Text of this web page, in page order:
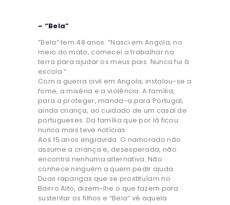
– “Bela”
“Bela” tem 48 anos. “Nasci em Angola, no
meio do mato, comecei a trabalhar na
terra para ajudar os meus pais. Nunca fui á
escola.”
Com a guerra civil em Angola, instalou-se a
fome, a miséria e a violência. A família,
para a proteger, manda-a para Portugal,
ainda criança, ao cuidado de um casal de
portugueses. Da família que por lá ficou
nunca mais teve notícias.
Aos 15 anos engravida. O namorado não
assume a criança e, desesperada, não
encontra nenhuma alternativa. Não
conhece ninguém a quem pedir ajuda.
Duas raparigas que se prostituíam no
Bairro Alto, dizem-lhe o que fazem para
sustentar os filhos e “Bela” vê aquela